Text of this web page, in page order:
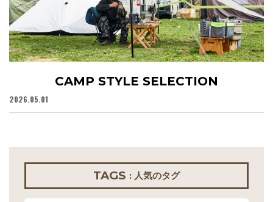
CAMP STYLE SELECTION
2026.05.01
TAGS : 人気のタグ